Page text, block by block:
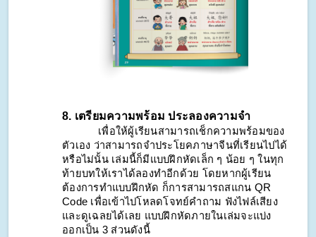
8. เตรียมความพร้อม ประลองความจำ
เพื่อให้ผู้เรียนสามารถเช็กความพร้อมของ
ตัวเอง ว่าสามารถจำประโยคภาษาจีนที่เรียนไปได้
หรือไม่นั้น เล่มนี้ก็มีแบบฝึกหัดเล็ก ๆ น้อย ๆ ในทุก
ท้ายบทให้เราได้ลองทำอีกด้วย โดยหากผู้เรียน
ต้องการทำแบบฝึกหัด ก็การสามารถสแกน QR
Code เพื่อเข้าไปโหลดโจทย์คำถาม ฟังไฟล์เสียง
และดูเฉลยได้เลย แบบฝึกหัดภายในเล่มจะแบ่ง
ออกเป็น 3 ส่วนดังนี้